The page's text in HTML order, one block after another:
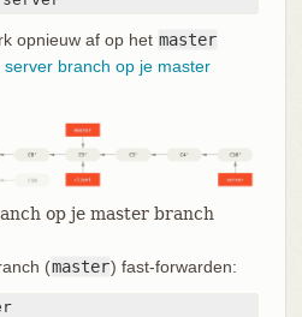
opnieuw af op het master
server branch op je master
op je master branch
(master) fast-forwarden: